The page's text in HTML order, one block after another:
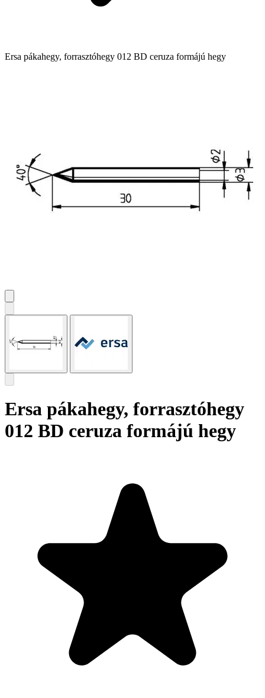
Ersa pákahegy, forrasztóhegy 012 BD ceruza formájú hegy
Ersa pákahegy, forrasztóhegy
012 BD ceruza formájú hegy